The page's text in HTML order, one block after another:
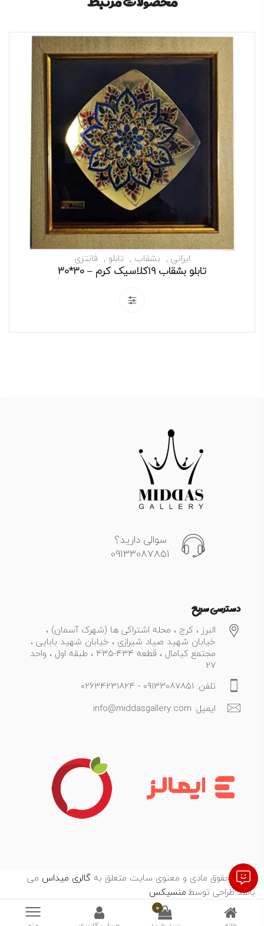
ایرانی بشقاب تابلو فانتزی
تابلو بشقاب 19کلاسیک کرم – 30*30
0
سوالی دارید؟
09133087851
دسترسی سریع
البرز ، کرج ، محله اشتراکی ها (شهرک آسمان) ،
خیابان شهید صیاد شیرازی ، خیابان شهید بابایی ،
مجتمع کیامال ، قطعه 434-435 ، طبقه اول ، واحد
27
تلفن: 09133087851 - 02634231824
ایمیل: info@middasgallery.com
تمامی حقوق مادی و معنوی سایت متعلق بهگالری میداس می
باشد.طراحی توسطمنسیکس